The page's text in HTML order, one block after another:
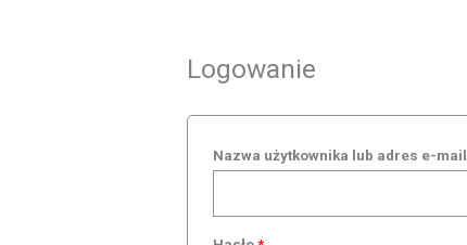
Logowanie
Nazwa użytkownika lub adres e-mail
Wymagane